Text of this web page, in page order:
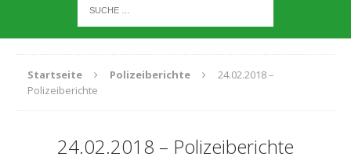
Startseite Polizeiberichte
24.02.2018 –
Polizeiberichte
24.02.2018 – Polizeiberichte